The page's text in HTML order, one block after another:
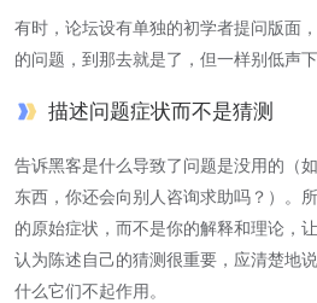
有时，论坛设有单独的初学者提问版面
的问题，到那去就是了，但一样别低声下
描述问题症状而不是猜测
告诉黑客是什么导致了问题是没用的（
东西，你还会向别人咨询求助吗？）。
的原始症状，而不是你的解释和理论，
认为陈述自己的猜测很重要，应清楚地
什么它们不起作用。